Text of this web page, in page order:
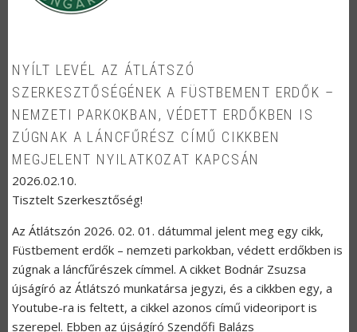
NYÍLT LEVÉL AZ ÁTLÁTSZÓ
SZERKESZTŐSÉGÉNEK A FÜSTBEMENT ERDŐK –
NEMZETI PARKOKBAN, VÉDETT ERDŐKBEN IS
ZÚGNAK A LÁNCFŰRÉSZ CÍMŰ CIKKBEN
MEGJELENT NYILATKOZAT KAPCSÁN
2026.02.10.
Tisztelt Szerkesztőség!
Az Átlátszón 2026. 02. 01. dátummal jelent meg egy cikk,
Füstbement erdők – nemzeti parkokban, védett erdőkben is
zúgnak a láncfűrészek címmel. A cikket Bodnár Zsuzsa
újságíró az Átlátszó munkatársa jegyzi, és a cikkben egy, a
Youtube-ra is feltett, a cikkel azonos című videoriport is
szerepel. Ebben az újságíró Szendőfi Balázs